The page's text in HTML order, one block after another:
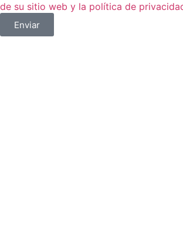
de su sitio web y la política de
Enviar